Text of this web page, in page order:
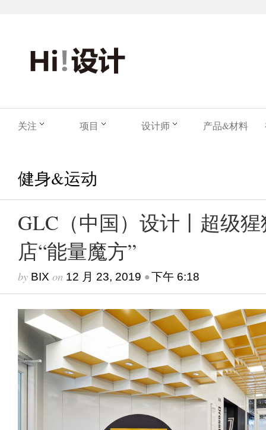
关注 项目 设计师 产品&材料
健身&运动
GLC（中国）设计丨超级
店“能量魔方”
by BIX on 12 月 23, 2019 •下午 6:18